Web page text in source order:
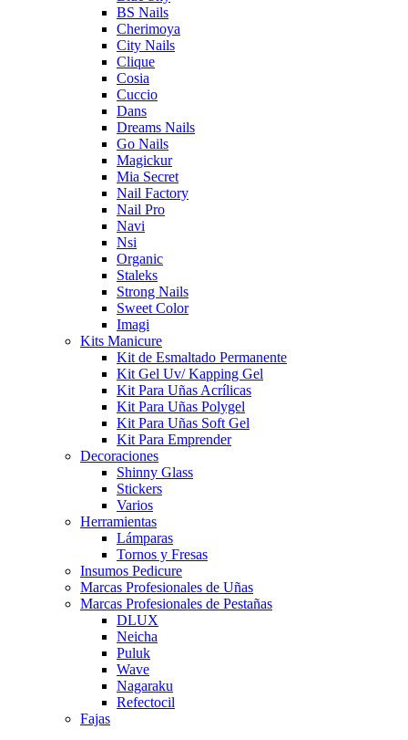
BS Nails
Cherimoya
City Nails
Clique
Cosia
Cuccio
Dans
Dreams Nails
Go Nails
Magickur
Mia Secret
Nail Factory
Nail Pro
Navi
Nsi
Organic
Staleks
Strong Nails
Sweet Color
Imagi
Kits Manicure
Kit de Esmaltado Permanente
Kit Gel Uv/ Kapping Gel
Kit Para Uñas Acrílicas
Kit Para Uñas Polygel
Kit Para Uñas Soft Gel
Kit Para Emprender
Decoraciones
Shinny Glass
Stickers
Varios
Herramientas
Lámparas
Tornos y Fresas
Insumos Pedicure
Marcas Profesionales de Uñas
Marcas Profesionales de Pestañas
DLUX
Neicha
Puluk
Wave
Nagaraku
Refectocil
Fajas